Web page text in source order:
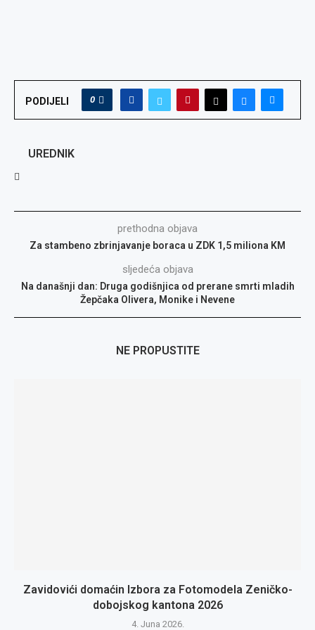
PODIJELI 0
UREDNIK
prethodna objava
Za stambeno zbrinjavanje boraca u ZDK 1,5 miliona KM
sljedeća objava
Na današnji dan: Druga godišnjica od prerane smrti mladih
Žepčaka Olivera, Monike i Nevene
NE PROPUSTITE
Zavidovići domaćin Izbora za Fotomodela Zeničko-
dobojskog kantona 2026
4. Juna 2026.